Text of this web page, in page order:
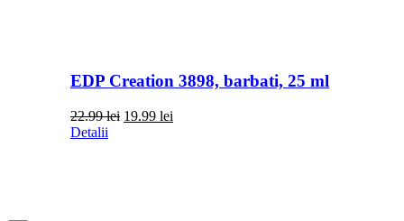
EDP Creation 3898, barbati, 25 ml
22.99lei Prețul
19.99 leiPrețul
Detalii